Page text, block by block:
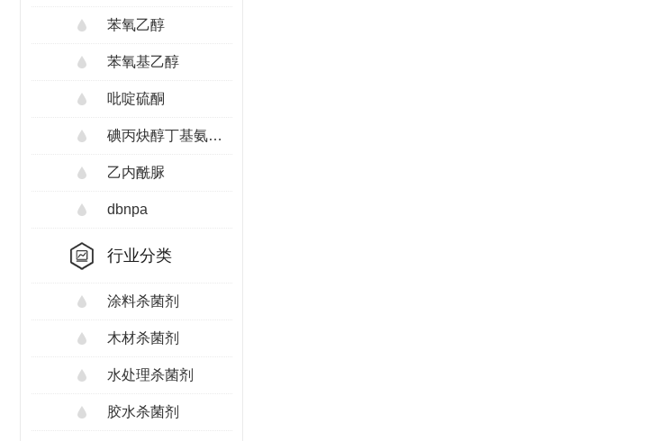
苯氧乙醇
苯氧基乙醇
吡啶硫酮
碘丙炔醇丁基氨甲酸酯
乙内酰脲
dbnpa
行业分类
涂料杀菌剂
木材杀菌剂
水处理杀菌剂
胶水杀菌剂